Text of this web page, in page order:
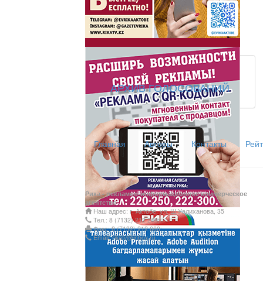
АРХИВ ГОЛОСОВАНИЙ
Главная Авторы Контакты
Рика - рекламно-информационное коммерческое
агентство
Наш адрес: г. Актобе, ул. Ш.Уалиханова, 35
Тел.: 8 (7132) 212 249;
Факс: 8 (7132) 212 660;
Email: rikatv@inbox.ru